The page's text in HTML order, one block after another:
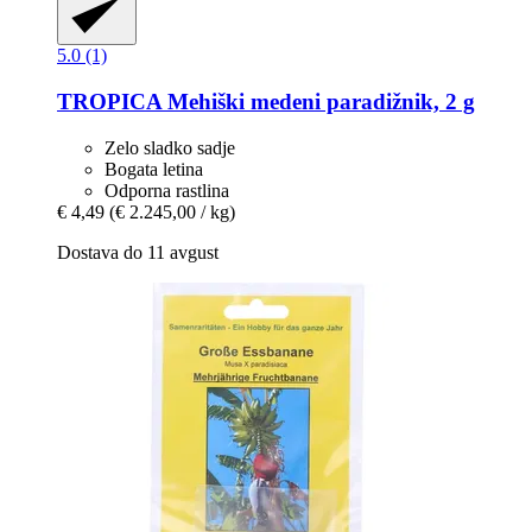
5.0 (1)
TROPICA Mehiški medeni paradižnik, 2 g
Zelo sladko sadje
Bogata letina
Odporna rastlina
€ 4,49 (€ 2.245,00 / kg)
Dostava do 11 avgust